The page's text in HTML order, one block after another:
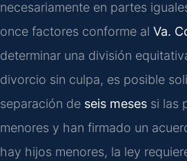
necesariamente en partes
once factores conforme al Va.
determinar una división
divorcio sin culpa, es posible
separación de seis meses si las
menores y han firmado un
hay hijos menores, la ley